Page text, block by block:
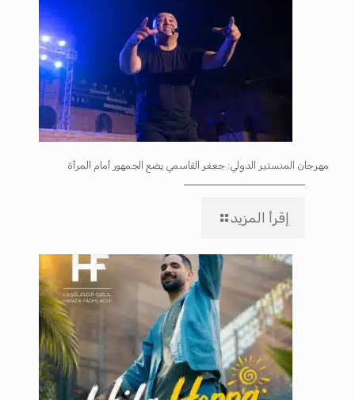
مهرجان المنستير الدولي: جعفر القاسمي يضع الجمهور أمام المرآة
إقرأ المزيد